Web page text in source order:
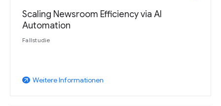
Scaling Newsroom Efficiency via AI
Automation
Fallstudie
arrow_outward Weitere Informationen